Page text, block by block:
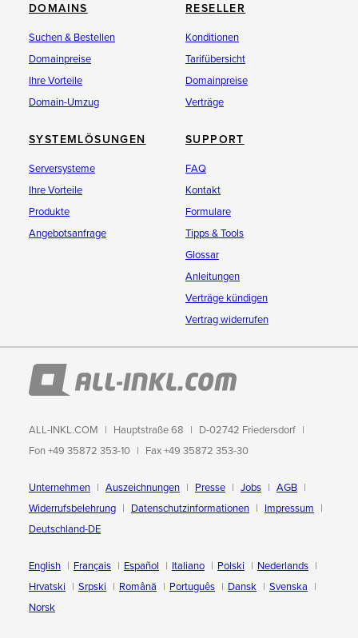
DOMAINS
Suchen & Bestellen
Domainpreise
Ihre Vorteile
Domain-Umzug
RESELLER
Konditionen
Tarifübersicht
Domainpreise
Verträge
SYSTEMLÖSUNGEN
Serversysteme
Ihre Vorteile
Produkte
Angebotsanfrage
SUPPORT
FAQ
Kontakt
Formulare
Tipps & Tools
Glossar
Anleitungen
Verträge kündigen
Vertrag widerrufen
ALL-INKL.COM Hauptstraße 68
D-02742 Friedersdorf
Fon +49 35872 353-10
Fax +49 35872 353-30
Unternehmen Auszeichnungen Presse Jobs
AGB
Widerrufsbelehrung
Datenschutzinformationen
Impressum
Deutschland-DE
English Français Español Italiano Polski
Nederlands
Hrvatski
Srpski Română Português Dansk
Svenska
Norsk